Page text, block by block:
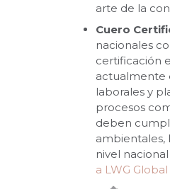
arte de la
Cuero
nacionales
certificación
actualmente
laborales y
procesos
deben
ambientales,
nivel
a LWG Global